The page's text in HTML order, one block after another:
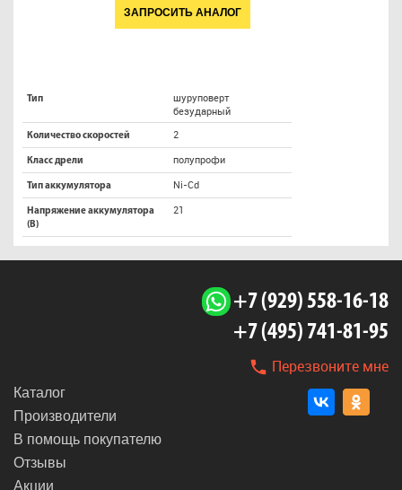
ЗАПРОСИТЬ АНАЛОГ
Тип
шуруповерт
безударный
Количество скоростей 2
Класс дрели полупрофи
Тип аккумулятора Ni-Cd
Напряжение аккумулятора
(В)
21
+7 (929) 558-16-18
+7 (495) 741-81-95
Перезвоните мне
Каталог
Производители
В помощь покупателю
Отзывы
Акции